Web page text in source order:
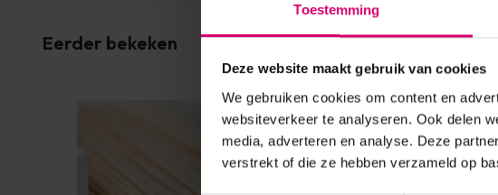
Toestemming
Deze website maakt gebruik van cookies
We gebruiken cookies om content en
websiteverkeer te analyseren. Ook delen
media, adverteren en analyse. Deze
verstrekt of die ze hebben verzameld op
Eerder bekeken